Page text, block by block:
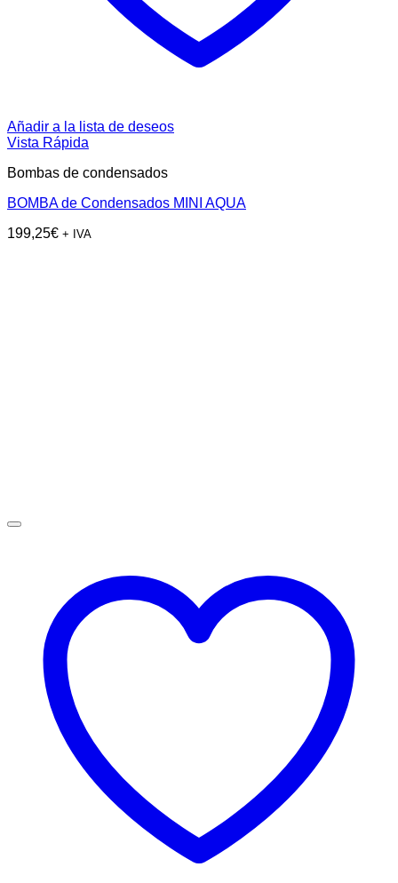
Añadir a la lista de deseos
Vista Rápida
Bombas de condensados
BOMBA de Condensados MINI AQUA
199,25€ + IVA